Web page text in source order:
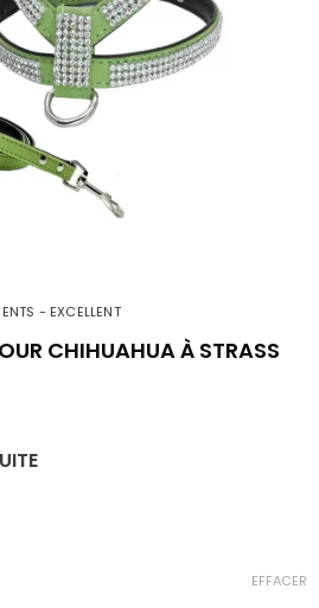
- EXCELLENT
CHIHUAHUA À STRASS
EFFACER